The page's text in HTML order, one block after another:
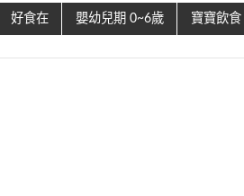
好食在 嬰幼兒期 0~6歲 寶寶飲食